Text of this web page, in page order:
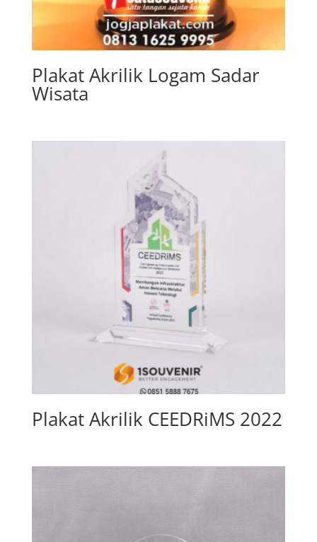
Plakat Akrilik Logam Sadar
Wisata
Plakat Akrilik CEEDRiMS 2022